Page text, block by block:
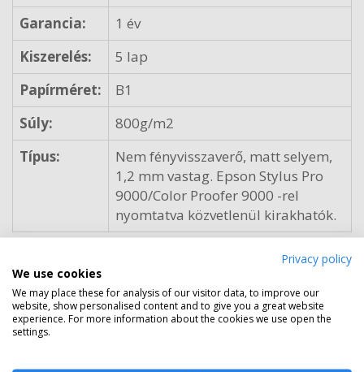
Garancia:
1 év
Kiszerelés:
5 lap
Papírméret:
B1
Súly:
800g/m2
Típus:
Nem fényvisszaverő, matt selyem,
1,2 mm vastag. Epson Stylus Pro
9000/Color Proofer 9000 -rel
nyomtatva közvetlenül kirakhatók.
25 990 Ft (bruttó 33 007 Ft)
Több darabos ár, amely különböző termékek vásárlása
Privacy policy
We use cookies
We may place these for analysis of our visitor data, to improve our
website, show personalised content and to give you a great website
experience. For more information about the cookies we use open the
settings.